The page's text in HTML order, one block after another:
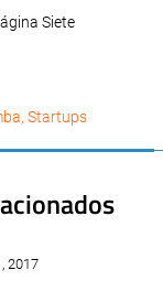
Siete
, Startups
2017